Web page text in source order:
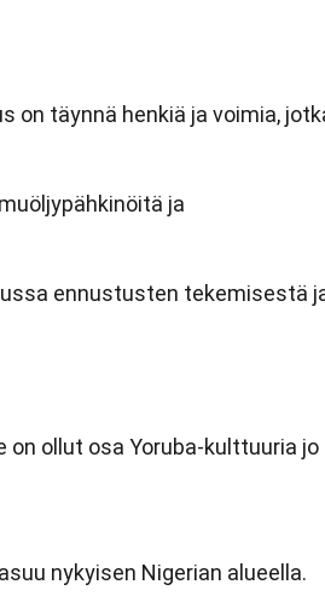
on täynnä henkiä ja voimia,
ja
ennustusten tekemisestä
ollut osa Yoruba-kulttuuria jo
nykyisen Nigerian alueella.